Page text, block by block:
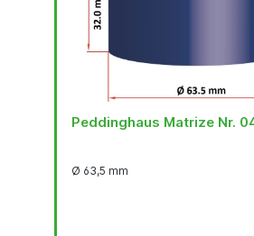
Peddinghaus Matrize Nr.
Ø 63,5 mm